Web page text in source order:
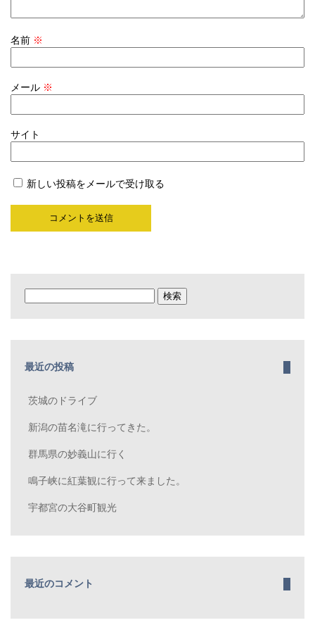
名前 ※
メール ※
サイト
新しい投稿をメールで受け取る
最近の投稿
茨城のドライブ
新潟の苗名滝に行ってきた。
群馬県の妙義山に行く
鳴子峡に紅葉観に行って来ました。
宇都宮の大谷町観光
最近のコメント